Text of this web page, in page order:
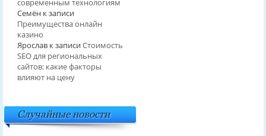
современным технологиям
Семёнк записи
Преимущества онлайн
казино
Ярославк записиСтоимость
SEO для региональных
сайтов: какие факторы
влияют на цену
Случайные новости